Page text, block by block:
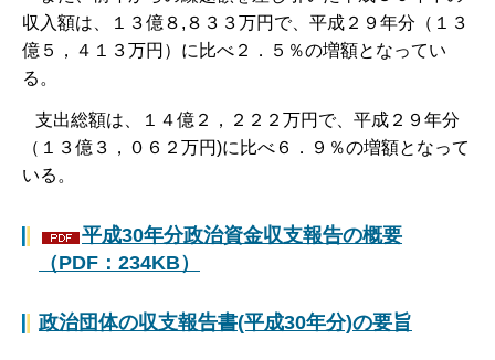
収入額は、１３億８,８３３万円で、平成２９年分（１３
億５，４１３万円）に比べ２．５％の増額となってい
る。
支出総額は、１４億２，２２２万円で、平成２９年分
（１３億３，０６２万円)に比べ６．９％の増額となって
いる。
平成30年分政治資金収支報告の概要
（PDF：234KB）
政治団体の収支報告書(平成30年分)の要旨